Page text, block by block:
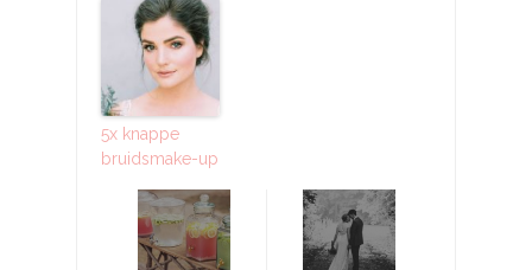
5x knappe
bruidsmake-up